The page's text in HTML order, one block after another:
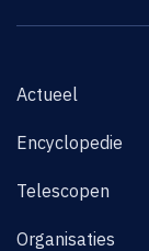
Actueel
Encyclopedie
Telescopen
Organisaties